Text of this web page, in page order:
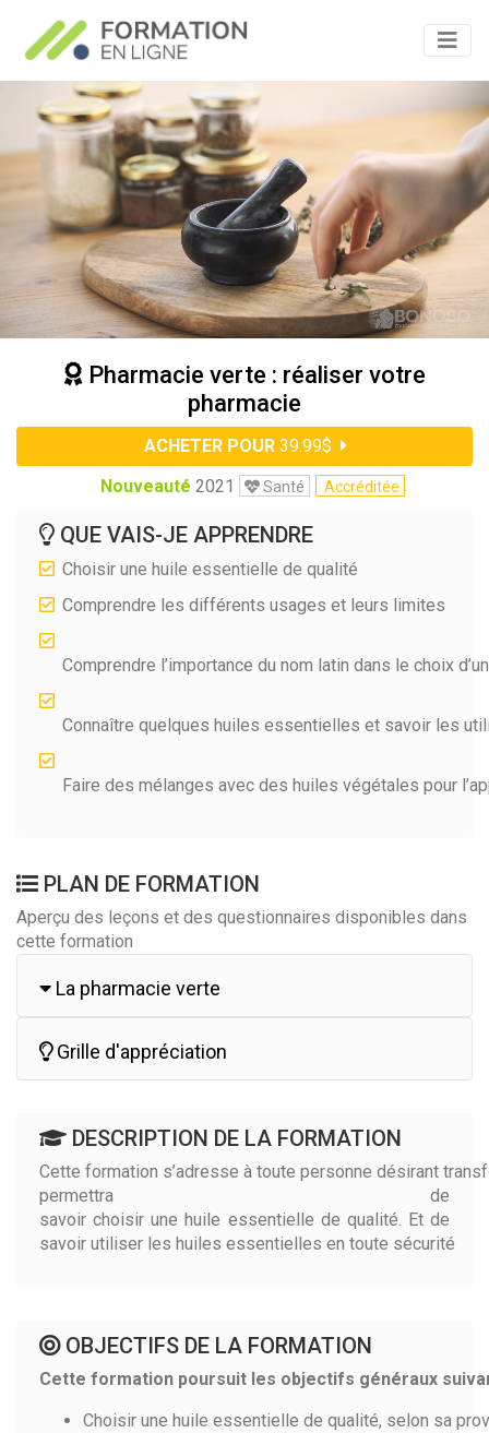
Pharmacie verte : réaliser votre
pharmacie
ACHETER POUR 39.99$
Nouveauté 2021 Santé Accréditée
QUE VAIS-JE APPRENDRE
Choisir une huile essentielle de qualité
Comprendre les différents usages et leurs limites
Comprendre l’importance du nom latin dans le choix
Connaître quelques huiles essentielles et savoir les
Faire des mélanges avec des huiles végétales pour
PLAN DE FORMATION
Aperçu des leçons et des questionnaires disponibles dans
cette formation
La pharmacie verte
Grille d'appréciation
DESCRIPTION DE LA FORMATION
Cette formation s’adresse à toute personne désirant
permettra de
savoir choisir une huile essentielle de qualité. Et de
savoir utiliser les huiles essentielles en toute sécurité
OBJECTIFS DE LA FORMATION
Cette formation poursuit les objectifs généraux
Choisir une huile essentielle de qualité, selon sa